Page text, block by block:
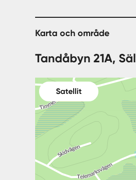
Karta och område
Tandåbyn 21A,
Satellit